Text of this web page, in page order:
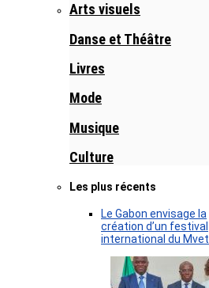
Arts visuels
Danse et Théâtre
Livres
Mode
Musique
Culture
Les plus récents
Le Gabon envisage la
création d’un festival
international du Mvet